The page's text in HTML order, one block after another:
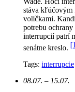
stáva kľúčovým
voličkami.
potrebu
interrupcií patrí
senátne kreslo.
Tags: interrupcie
08.07. – 15.07.